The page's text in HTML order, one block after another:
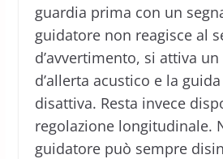
guardia prima con un
guidatore non reagisce al
d’avvertimento, si attiva
d’allerta acustico e la
disattiva. Resta invece
regolazione longitudinale.
guidatore può sempre